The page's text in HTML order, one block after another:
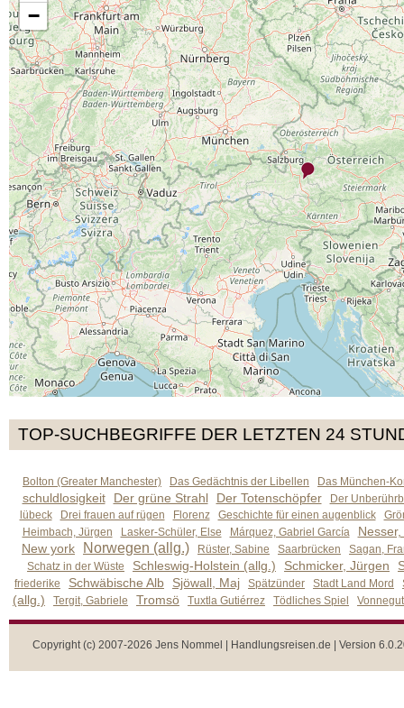
−
TOP-SUCHBEGRIFFE DER LETZTEN 24
Bolton (Greater Manchester) Das Gedächtnis der Libellen Das München-
schuldlosigkeit Der grüne Strahl Der Totenschöpfer
Der
lübeck
Drei frauen auf rügen Florenz Geschichte für einen augenblick
Heimbach, Jürgen
Lasker-Schüler, Else Márquez, Gabriel García
New york
Norwegen (allg.) Rüster, Sabine Saarbrücken
Sagan,
Schatz in der Wüste
Schleswig-Holstein (allg.) Schmicker, Jürgen
friederike Schwäbische Alb Sjöwall, Maj Spätzünder Stadt Land Mord
(allg.) Tergit, Gabriele Tromsö Tuxtla Gutiérrez Tödliches Spiel
Copyright (c) 2007-2026 Jens Nommel | Handlungsreisen.de | Version